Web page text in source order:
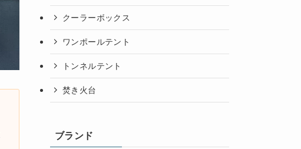
クーラーボックス
ワンポールテント
トンネルテント
焚き火台
ブランド